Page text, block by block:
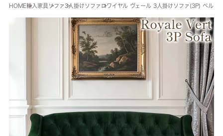
HOME輸入家具 ソファ 3人掛けソファ ロワイヤル ヴェール 3人掛けソファ(3P) ベル